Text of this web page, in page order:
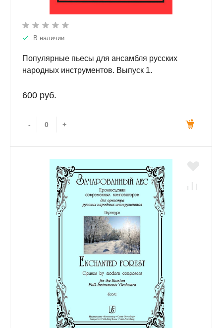
В наличии
Популярные пьесы для ансамбля русских
народных инструментов. Выпуск 1.
600 руб.
- +